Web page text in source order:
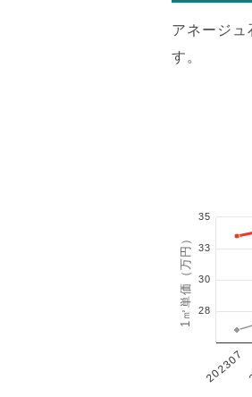
アネージ
す。
1㎡単価（万円）
202307
28
30
33
35